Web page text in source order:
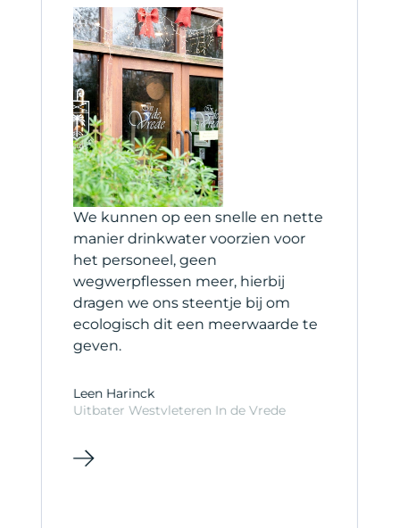
We kunnen op een snelle en nette
manier drinkwater voorzien voor
het personeel, geen
wegwerpflessen meer, hierbij
dragen we ons steentje bij om
ecologisch dit een meerwaarde te
geven.
Leen Harinck
Uitbater Westvleteren In de Vrede